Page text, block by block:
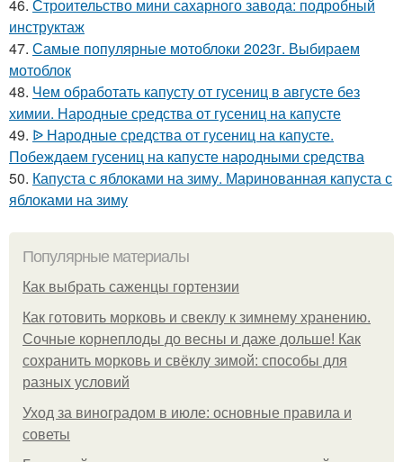
46. Строительство мини сахарного завода: подробный
инструктаж
47. Самые популярные мотоблоки 2023г. Выбираем
мотоблок
48. Чем обработать капусту от гусениц в августе без
химии. Народные средства от гусениц на капусте
49. ᐉ Народные средства от гусениц на капусте.
Побеждаем гусениц на капусте народными средства
50. Капуста с яблоками на зиму. Маринованная капуста с
яблоками на зиму
Популярные материалы
Как выбрать саженцы гортензии
Как готовить морковь и свеклу к зимнему хранению.
Сочные корнеплоды до весны и даже дольше! Как
сохранить морковь и свёклу зимой: способы для
разных условий
Уход за виноградом в июле: основные правила и
советы